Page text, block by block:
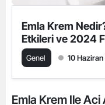
Emla Krem
Etkileri ve 2024
Genel 10
Emla Krem Ile